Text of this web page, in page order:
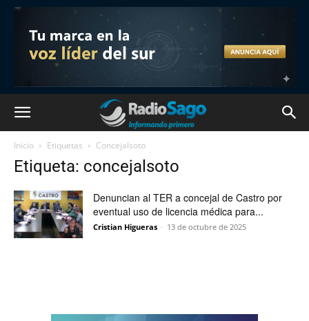
Inicio Etiquetas Concejalsoto
Etiqueta: concejalsoto
Denuncian al TER a concejal de Castro por
eventual uso de licencia médica para...
Cristian Higueras - 13 de octubre de 2025